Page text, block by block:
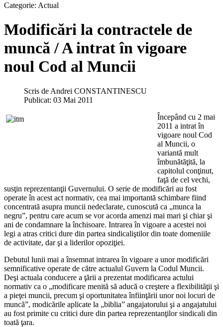
Categorie: Actual
Modificări la contractele de
muncă / A intrat în vigoare
noul Cod al Muncii
Scris de Andrei CONSTANTINESCU
Publicat: 03 Mai 2011
Începând cu 2 mai
2011 a intrat în
vigoare noul Cod
al Muncii, o
variantă mult
îmbunătăţită, la
capitolul conţinut,
faţă de cel vechi,
susţin reprezentanţii Guvernului. O serie de modificări au fost
operate în acest act normativ, cea mai importantă schimbare fiind
concentrată asupra muncii nedeclarate, cunoscută ca „munca la
negru”, pentru care acum se vor acorda amenzi mai mari şi chiar şi
ani de condamnare la închisoare. Intrarea în vigoare a acestei noi
legi a atras critici dure din partea sindicaliştilor din toate domeniile
de activitate, dar şi a liderilor opoziţiei.
Debutul lunii mai a însemnat intrarea în vigoare a unor modificări
semnificative operate de către actualul Guvern la Codul Muncii.
Deşi actuala conducere a ţării a prezentat modificarea actului
normativ ca o „modificare menită să aducă o creştere a flexibilităţii şi
a pieţei muncii, precum şi oportunitatea înfiinţării unor noi locuri de
muncă”, modicările aplicate la „biblia” angajatorului şi a angajatului
au fost primite cu critici dure din partea reprezentanţilor sindicali din
toată ţara.